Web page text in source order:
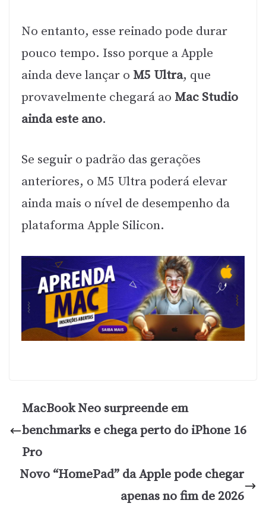
No entanto, esse reinado pode durar
pouco tempo. Isso porque a Apple
ainda deve lançar o M5 Ultra, que
provavelmente chegará ao Mac Studio
ainda este ano.
Se seguir o padrão das gerações
anteriores, o M5 Ultra poderá elevar
ainda mais o nível de desempenho da
plataforma Apple Silicon.
MacBook Neo surpreende em
benchmarks e chega perto do iPhone 16
Pro
Novo “HomePad” da Apple pode chegar
apenas no fim de 2026